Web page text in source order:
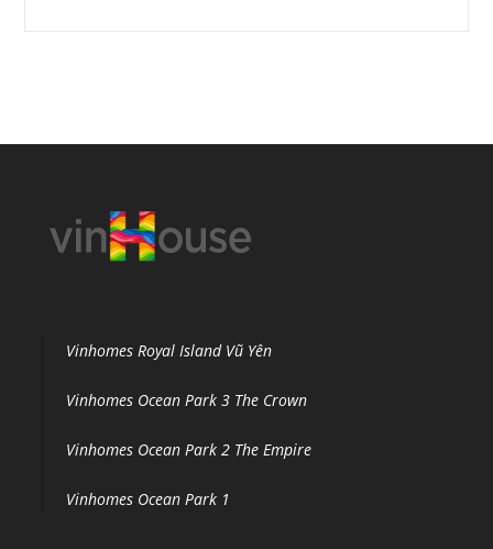
Vinhomes Royal Island Vũ Yên
Vinhomes Ocean Park 3 The Crown
Vinhomes Ocean Park 2 The Empire
Vinhomes Ocean Park 1